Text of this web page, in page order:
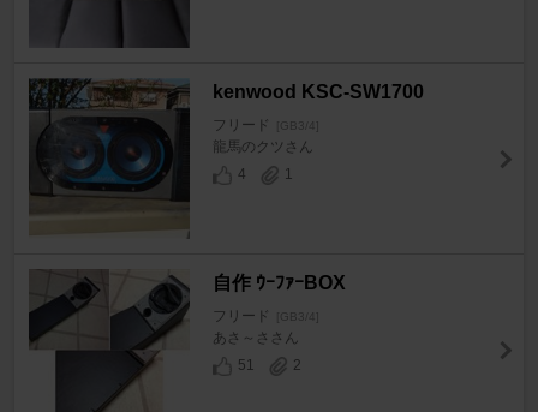
kenwood KSC-SW1700
フリード [GB3/4]
龍馬のクツさん
4
1
自作 ｳｰﾌｧｰBOX
フリード [GB3/4]
あさ～ささん
51
2